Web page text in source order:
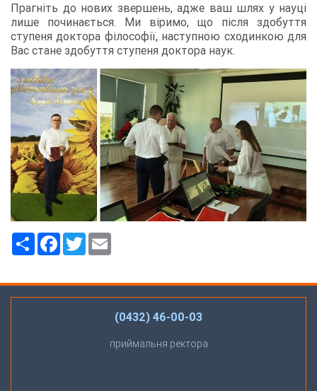
Прагніть до нових звершень, адже ваш шлях у науці
лише починається. Ми віримо, що після здобуття
ступеня доктора філософії, наступною сходинкою для
Вас стане здобуття ступеня доктора наук.
РесурсFacebook
Twitter
(0432) 46-00-03
приймальня ректора